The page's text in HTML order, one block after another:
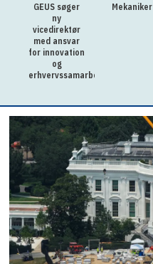
GEUS søger
ny
vicedirektør
med ansvar
for innovation
og
erhvervssamarbejde
Mekaniker